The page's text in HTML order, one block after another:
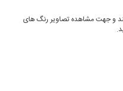
و جهت مشاهده تصاویر رنگ های